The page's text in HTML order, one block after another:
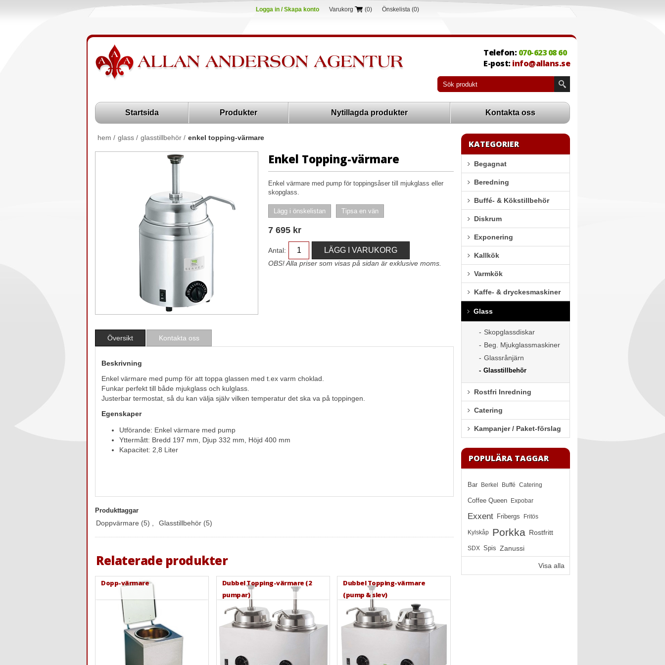
Logga in / Skapa konto Varukorg (0) Önskelista (0)
Telefon: 070-623 08 60
E-post: info@allans.se
Startsida Produkter Nytillagda produkter Kontakta oss
hem / glass / glasstillbehör / enkel topping-värmare
Enkel Topping-värmare
Enkel värmare med pump för toppingsåser till mjukglass eller
skopglass.
7 695 kr
Antal:
OBS! Alla priser som visas på sidan är exklusive moms.
Översikt Kontakta oss
Beskrivning
Enkel värmare med pump för att toppa glassen med t.ex varm choklad.
Funkar perfekt till både mjukglass och kulglass.
Justerbar termostat, så du kan välja själv vilken temperatur det ska va på toppingen.
Egenskaper
Utförande: Enkel värmare med pump
Yttermått: Bredd 197 mm, Djup 332 mm, Höjd 400 mm
Kapacitet: 2,8 Liter
Produkttaggar
Doppvärmare (5) Glasstillbehör (5)
Relaterade produkter
Dopp-värmare
Dubbel Topping-värmare (2
pumpar)
Dubbel Topping-värmare
(pump & slev)
KATEGORIER
Begagnat
Beredning
Buffé- & Kökstillbehör
Diskrum
Exponering
Kallkök
Varmkök
Kaffe- & dryckesmaskiner
Glass
Skopglassdiskar
Beg. Mjukglassmaskiner
Glassrånjärn
Glasstillbehör
Rostfri Inredning
Catering
Kampanjer / Paket-förslag
POPULÄRA TAGGAR
Bar Berkel Buffé Catering
Coffee Queen Expobar
Exxent Fribergs Fritös
Kylskåp Porkka Rostfritt
SDX Spis Zanussi
Visa alla